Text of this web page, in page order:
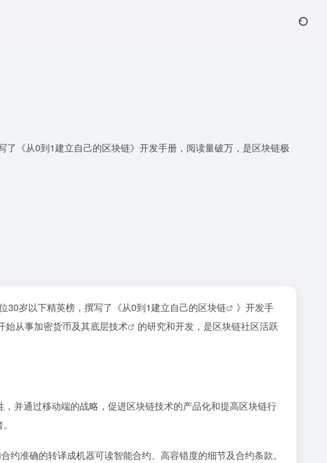
《从0到1建立自己的区块链》开发手册，阅读量破万，是区块链极
30岁以下精英榜，撰写了《从0到1建立自己的区块链
》开发手
始从事加密货币及其底层技术
的研究和开发，是区块链社区活跃
，并通过移动端的战略，促进区块链技术的产品化和提高区块链行
准确的转译成机器可读智能合约、高容错度的细节及合约条款。